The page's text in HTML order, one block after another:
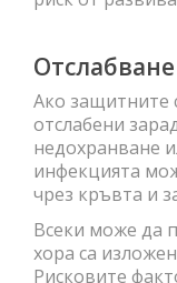
Ако защитните
отслабени
недохранване
инфекцията
чрез кръвта и
Всеки може да
хора са
Рисковите